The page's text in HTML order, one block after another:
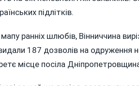
підлітків.
ранніх шлюбів, Вінниччина
187 дозволів на одруження
місце посіла